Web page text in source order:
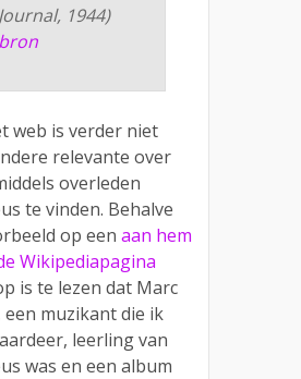
Journal, 1944)
bron
web is verder niet
relevante over
overleden
te vinden. Behalve
op een aan hem
Wikipediapagina
is te lezen dat Marc
een muzikant die ik
leerling van
was en een album